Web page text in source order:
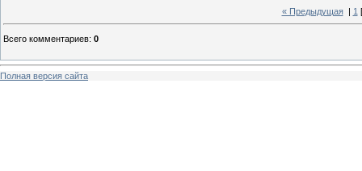
« Предыдущая| 1 [
Всего комментариев: 0
Полная версия сайта